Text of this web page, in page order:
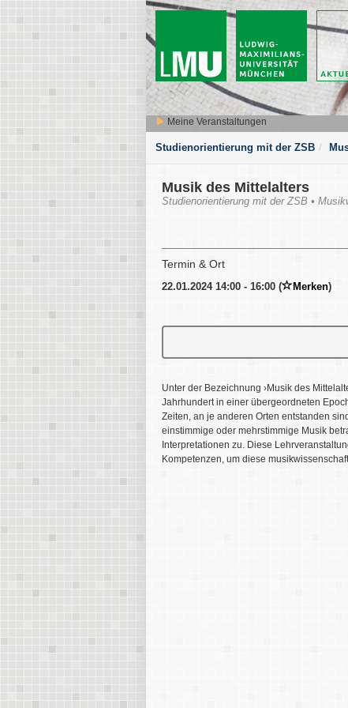
Meine Veranstaltungen
Studienorientierung mit der ZSB
Musik des Mittelalters
Studienorientierung mit der ZSB •
Termin & Ort
22.01.2024 14:00 - 16:00 ( Merken)
Unter der Bezeichnung ›Musik des
Jahrhundert in einer übergeordneten
Zeiten, an je anderen Orten entstanden
einstimmige oder mehrstimmige Musik
Interpretationen zu. Diese
Kompetenzen, um diese